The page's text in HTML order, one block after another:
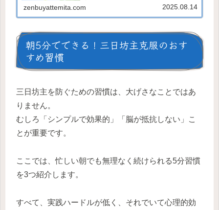
ふと目にした仏陀の言葉が、心に深く刺さった
のです。それが「足るを知る」“今あ...
zenbuyattemita.com 2025.08.14
朝5分でできる！三日坊主克服のおす
すめ習慣
三日坊主を防ぐための習慣は、大げさなことではあ
りません。
むしろ「シンプルで効果的」「脳が抵抗しない」こ
とが重要です。
ここでは、忙しい朝でも無理なく続けられる5分習慣
を3つ紹介します。
すべて、実践ハードルが低く、それでいて心理的効